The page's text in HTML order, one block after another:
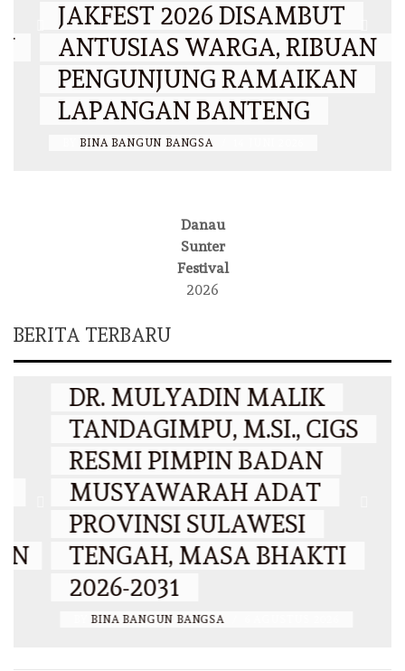
JAKFEST 2026 DISAMBUT
ANTUSIAS WARGA, RIBUAN
PENGUNJUNG RAMAIKAN
LAPANGAN BANTENG
BINA BANGUN BANGSA /
Danau
Sunter
Festival
2026
BERITA TERBARU
DAERAH
DR. MULYADIN MALIK
TANDAGIMPU, M.SI., CIGS
RESMI PIMPIN BADAN
MUSYAWARAH ADAT
PROVINSI SULAWESI
TENGAH, MASA BHAKTI
2026-2031
BINA BANGUN BANGSA / 6 AGUSTUS 2026